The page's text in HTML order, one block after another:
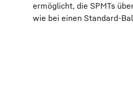
ermöglicht, die SPMTs
wie bei einen Standard-